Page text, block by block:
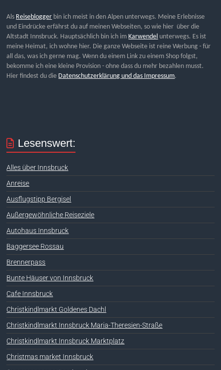
Als Reiseblogger bin ich meist in den Alpen unterwegs. Meine Erlebnisse
und Eindrücke erfährst du auf meinen Webseiten, so wie hier über die
Altstadt Innsbruck. Hauptsächlich bin ich im Karwendel unterwegs. Es ist
meine Heimat, ich wohne hier. Die ganze Webseite ist reine Werbung - für
all das, was ich gerne mag. Wenn du einem Link zu einem Shop folgst,
bekomme ich eine kleine Provision - ohne dass du mehr bezahlen musst.
Hier findest du die Datenschutzerklärung und das Impressum.
Lesenswert:
Alles über Innsbruck
Anreise
Ausflugstipp Bergisel
Außergewöhnliche Reiseziele
Autohaus Innsbruck
Baggersee Rossau
Brennerpass
Bunte Häuser von Innsbruck
Cafe Innsbruck
Christkindlmarkt Goldenes Dachl
Christkindlmarkt Innsbruck Maria-Theresien-Straße
Christkindlmarkt Innsbruck Marktplatz
Christmas market Innsbruck